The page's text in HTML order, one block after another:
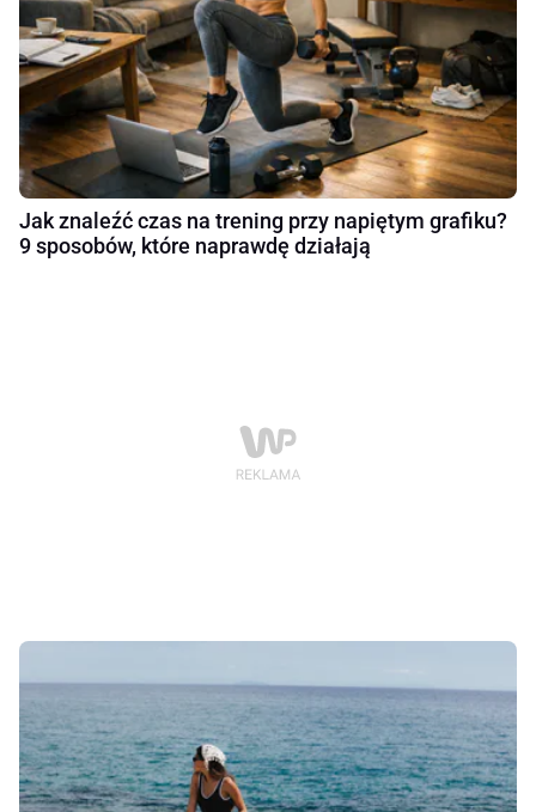
Jak znaleźć czas na trening przy napiętym grafiku?
9 sposobów, które naprawdę działają